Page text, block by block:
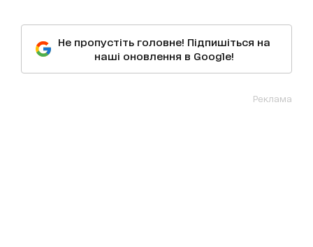
Не пропустіть головне! Підпишіться на
наші оновлення в Google!
Реклама